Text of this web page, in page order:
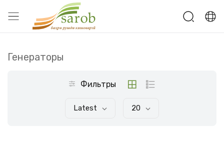
Генераторы
Фильтры
Latest 20